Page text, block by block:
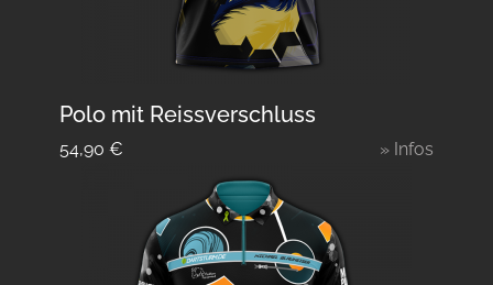
Polo mit Reissverschluss
54,90 € » Infos